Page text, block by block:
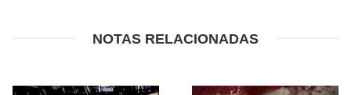
NOTAS RELACIONADAS